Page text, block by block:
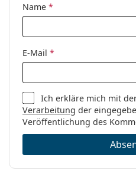
Name *
E-Mail *
Ich erkläre mich mit
Verarbeitung der
Veröffentlichung des